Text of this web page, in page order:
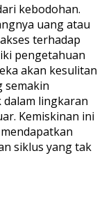
kebodohan.
uang atau
terhadap
pengetahuan
akan kesulitan
semakin
lingkaran
Kemiskinan ini
siklus yang tak